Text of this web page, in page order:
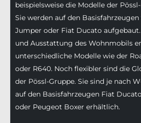
beispielsweise die Modelle der
Sie werden auf den
Jumper oder Fiat Ducato
und Ausstattung des Wohnmobils
unterschiedliche Modelle wie der
oder R640. Noch flexibler sind die
der Pössl-Gruppe. Sie sind je nach
auf den Basisfahrzeugen Fiat
oder Peugeot Boxer erhältlich.